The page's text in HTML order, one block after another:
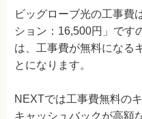
ビッグローブ光の工事費
ション：16,500円」です
は、工事費が無料になる
とになります。
NEXTでは工事費無料の
キャッシュバックが高額